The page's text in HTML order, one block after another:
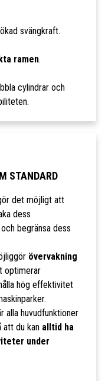
svängkraft.
ramen.
cylindrar och
STANDARD
det möjligt att
dess
begränsa dess
övervakning
optimerar
hög effektivitet
alla huvudfunktioner
att du kan alltid ha
under